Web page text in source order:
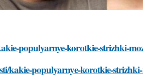
populyarnye-korotkie-strizhki-
kakie-populyarnye-korotkie-